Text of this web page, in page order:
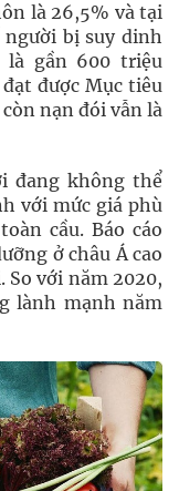
là 26,5% và tại
người bị suy dinh
là gần 600 triệu
được Mục tiêu
nạn đói vẫn là
đang không thể
với mức giá phù
cầu. Báo cáo
ở châu Á cao
với năm 2020,
lành mạnh năm